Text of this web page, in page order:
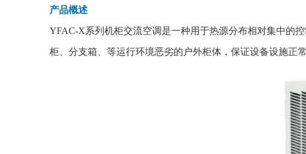
产品概述
YFAC-X系列机柜交流空调是一种用于热源分布相对集中的
柜、分支箱、等运行环境恶劣的户外柜体，保证设备设施正